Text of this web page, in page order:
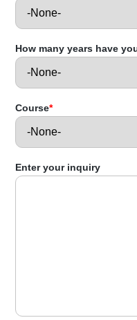
How many years have
Course*
Enter your inquiry